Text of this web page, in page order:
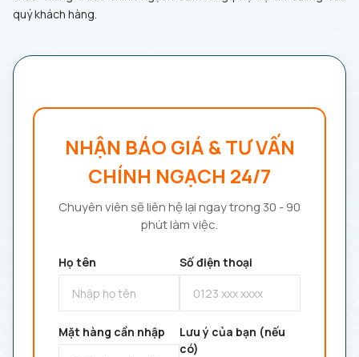
quý khách hàng.
NHẬN BÁO GIÁ & TƯ VẤN
CHÍNH NGẠCH 24/7
Chuyên viên sẽ liên hệ lại ngay trong 30 - 90
phút làm việc.
Họ tên Số điện thoại
Mặt hàng cần nhập
Lưu ý của bạn (nếu
có)